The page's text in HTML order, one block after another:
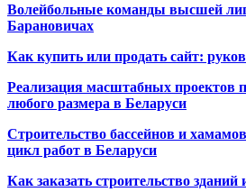
Волейбольные команды высшей
Барановичах
Как купить или продать сайт:
Реализация масштабных проектов
любого размера в Беларуси
Строительство бассейнов и
цикл работ в Беларуси
Как заказать строительство зданий